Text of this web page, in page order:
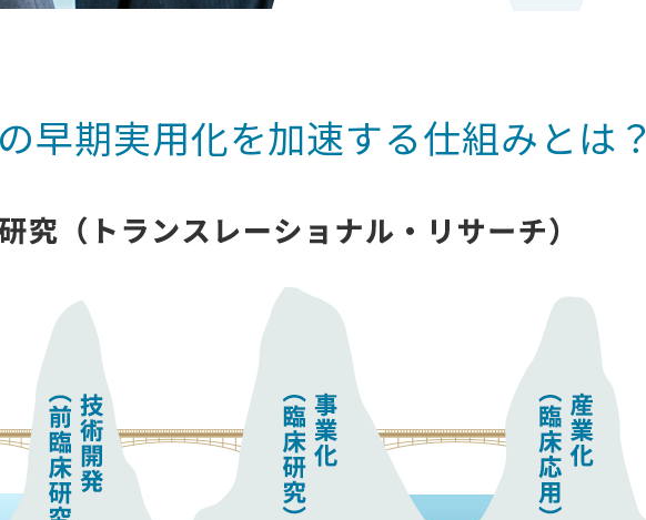
早期実用化を加速する仕組みとは？